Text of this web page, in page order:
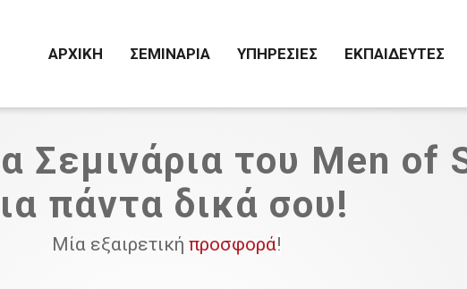
ΑΡΧΙΚΗ ΣΕΜΙΝΑΡΙΑ ΥΠΗΡΕΣΙΕΣ ΕΚΠΑΙΔΕΥΤΕΣ
Σεμινάρια του Men of
πάντα δικά σου!
Μία εξαιρετική προσφορά!